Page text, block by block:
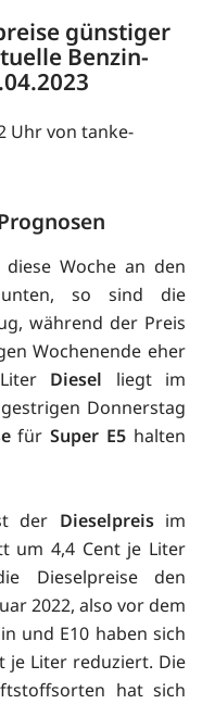
günstiger
Benzin-
Uhr von tanke-
Woche an den
unten, so sind die
während der Preis
Wochenende eher
Diesel liegt im
Donnerstag
fürSuper E5 halten
der Dieselpreisim
um 4,4 Cent je Liter
Dieselpreise den
2022, also vor dem
und E10 haben sich
je Liter reduziert. Die
hat sich